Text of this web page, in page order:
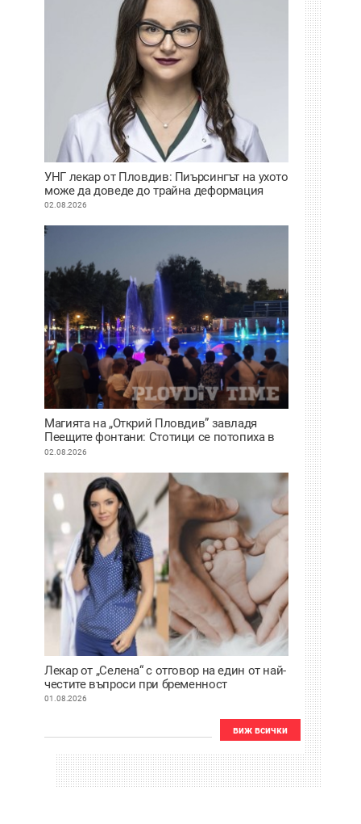
УНГ лекар от Пловдив: Пиърсингът на ухото
може да доведе до трайна деформация
02.08.2026
Магията на „Открий Пловдив” завладя
Пеещите фонтани: Стотици се потопиха в
историята на града под тепетата
02.08.2026
Лекар от „Селена“ с отговор на един от най-
честите въпроси при бременност
01.08.2026
виж всички